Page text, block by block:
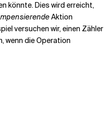
könnte. Dies wird erreicht,
Aktion
versuchen wir, einen Zähler
wenn die Operation